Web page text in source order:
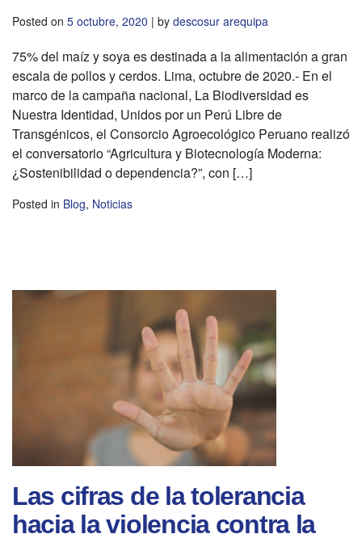
Posted on 5 octubre, 2020 | by descosur arequipa
75% del maíz y soya es destinada a la alimentación a gran
escala de pollos y cerdos. Lima, octubre de 2020.- En el
marco de la campaña nacional, La Biodiversidad es
Nuestra Identidad, Unidos por un Perú Libre de
Transgénicos, el Consorcio Agroecológico Peruano realizó
el conversatorio “Agricultura y Biotecnología Moderna:
¿Sostenibilidad o dependencia?”, con […]
Posted in Blog, Noticias
Las cifras de la tolerancia
hacia la violencia contra la